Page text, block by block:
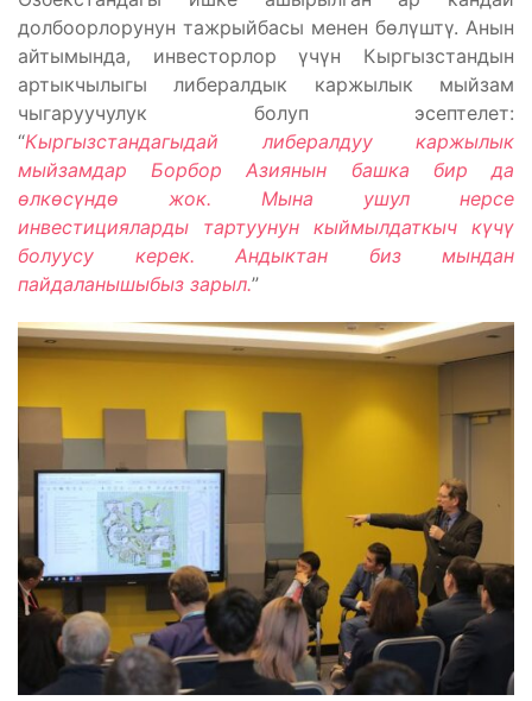
долбоорлорунун тажрыйбасы менен бөлүштү. Анын
айтымында, инвесторлор үчүн Кыргызстандын
артыкчылыгы либералдык каржылык мыйзам
чыгаруучулук болуп эсептелет:
“Кыргызстандагыдай либералдуу каржылык
мыйзамдар Борбор Азиянын башка бир да
өлкөсүндө жок. Мына ушул нерсе
инвестицияларды тартуунун кыймылдаткыч күчү
болуусу керек. Андыктан биз мындан
пайдаланышыбыз зарыл.”